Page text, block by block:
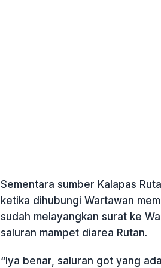
Sementara sumber Kalapas
ketika dihubungi Wartawan
sudah melayangkan surat ke
saluran mampet diarea Rutan.
“Iya benar, saluran got yang